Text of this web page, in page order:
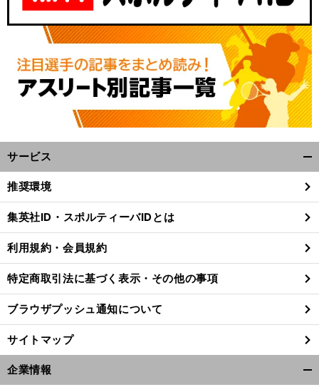
前
サービス
閉
る
推奨環境
集英社ID・スポルティーバIDとは
利用規約・会員規約
特定商取引法に基づく表示・その他の事項
ブラウザプッシュ通知について
サイトマップ
企業情報